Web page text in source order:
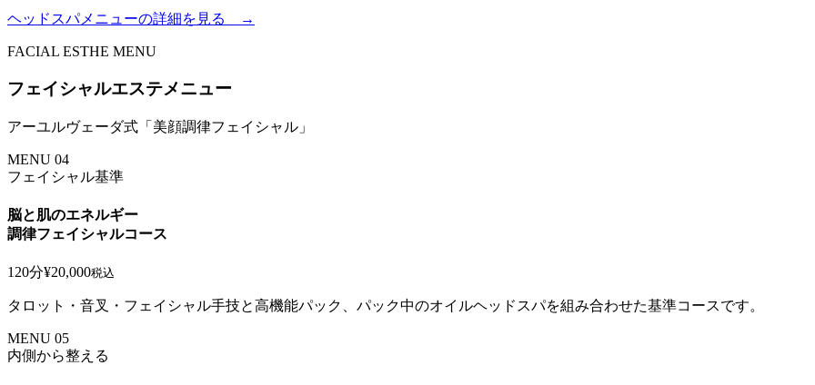
ヘッドスパメニューの詳細を見る →
FACIAL ESTHE MENU
フェイシャルエステメニュー
アーユルヴェーダ式「美顔調律フェイシャル」
MENU 04
フェイシャル基準
脳と肌のエネルギー
調律フェイシャルコース
120分¥20,000税込
タロット・音叉・フェイシャル手技と高機能パック、パック中のオイルヘッドスパを組み合わせた基準コースです。
MENU 05
内側から整える